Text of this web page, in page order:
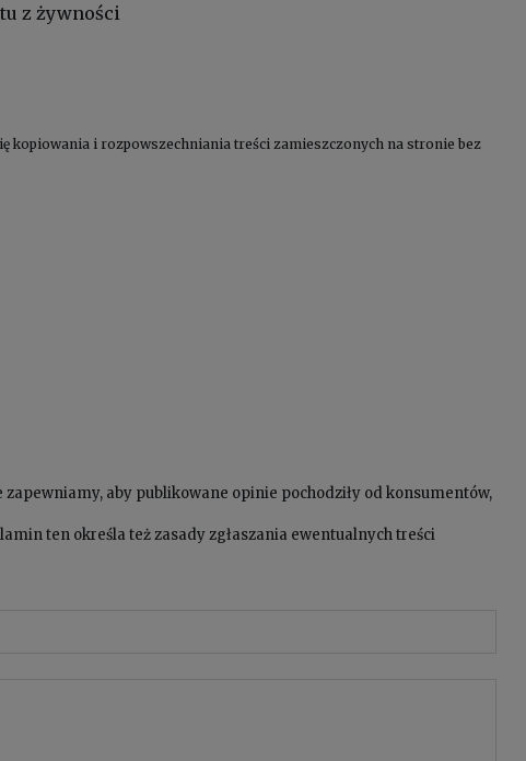
z żywności
kopiowania i rozpowszechniania treści zamieszczonych na stronie bez
aby publikowane opinie pochodziły od konsumentów,
ten określa też zasady zgłaszania ewentualnych treści